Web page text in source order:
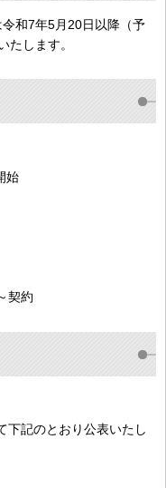
和7年5月20日以降（予
たします。
始
契約
下記のとおり公表いたし